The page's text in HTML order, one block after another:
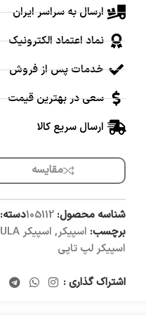
ارسال به سراسر ایران
نماد اعتماد الکترونیک
خدمات پس از فروش
سعی در بهترین قیمت
ارسال سریع کالا
مقایسه
شناسه محصول: 105112دسته:
برچسب: اسپیکر, اسپیکر AULA
اسپیکر لپ تاپی
اشتراک گذاری :